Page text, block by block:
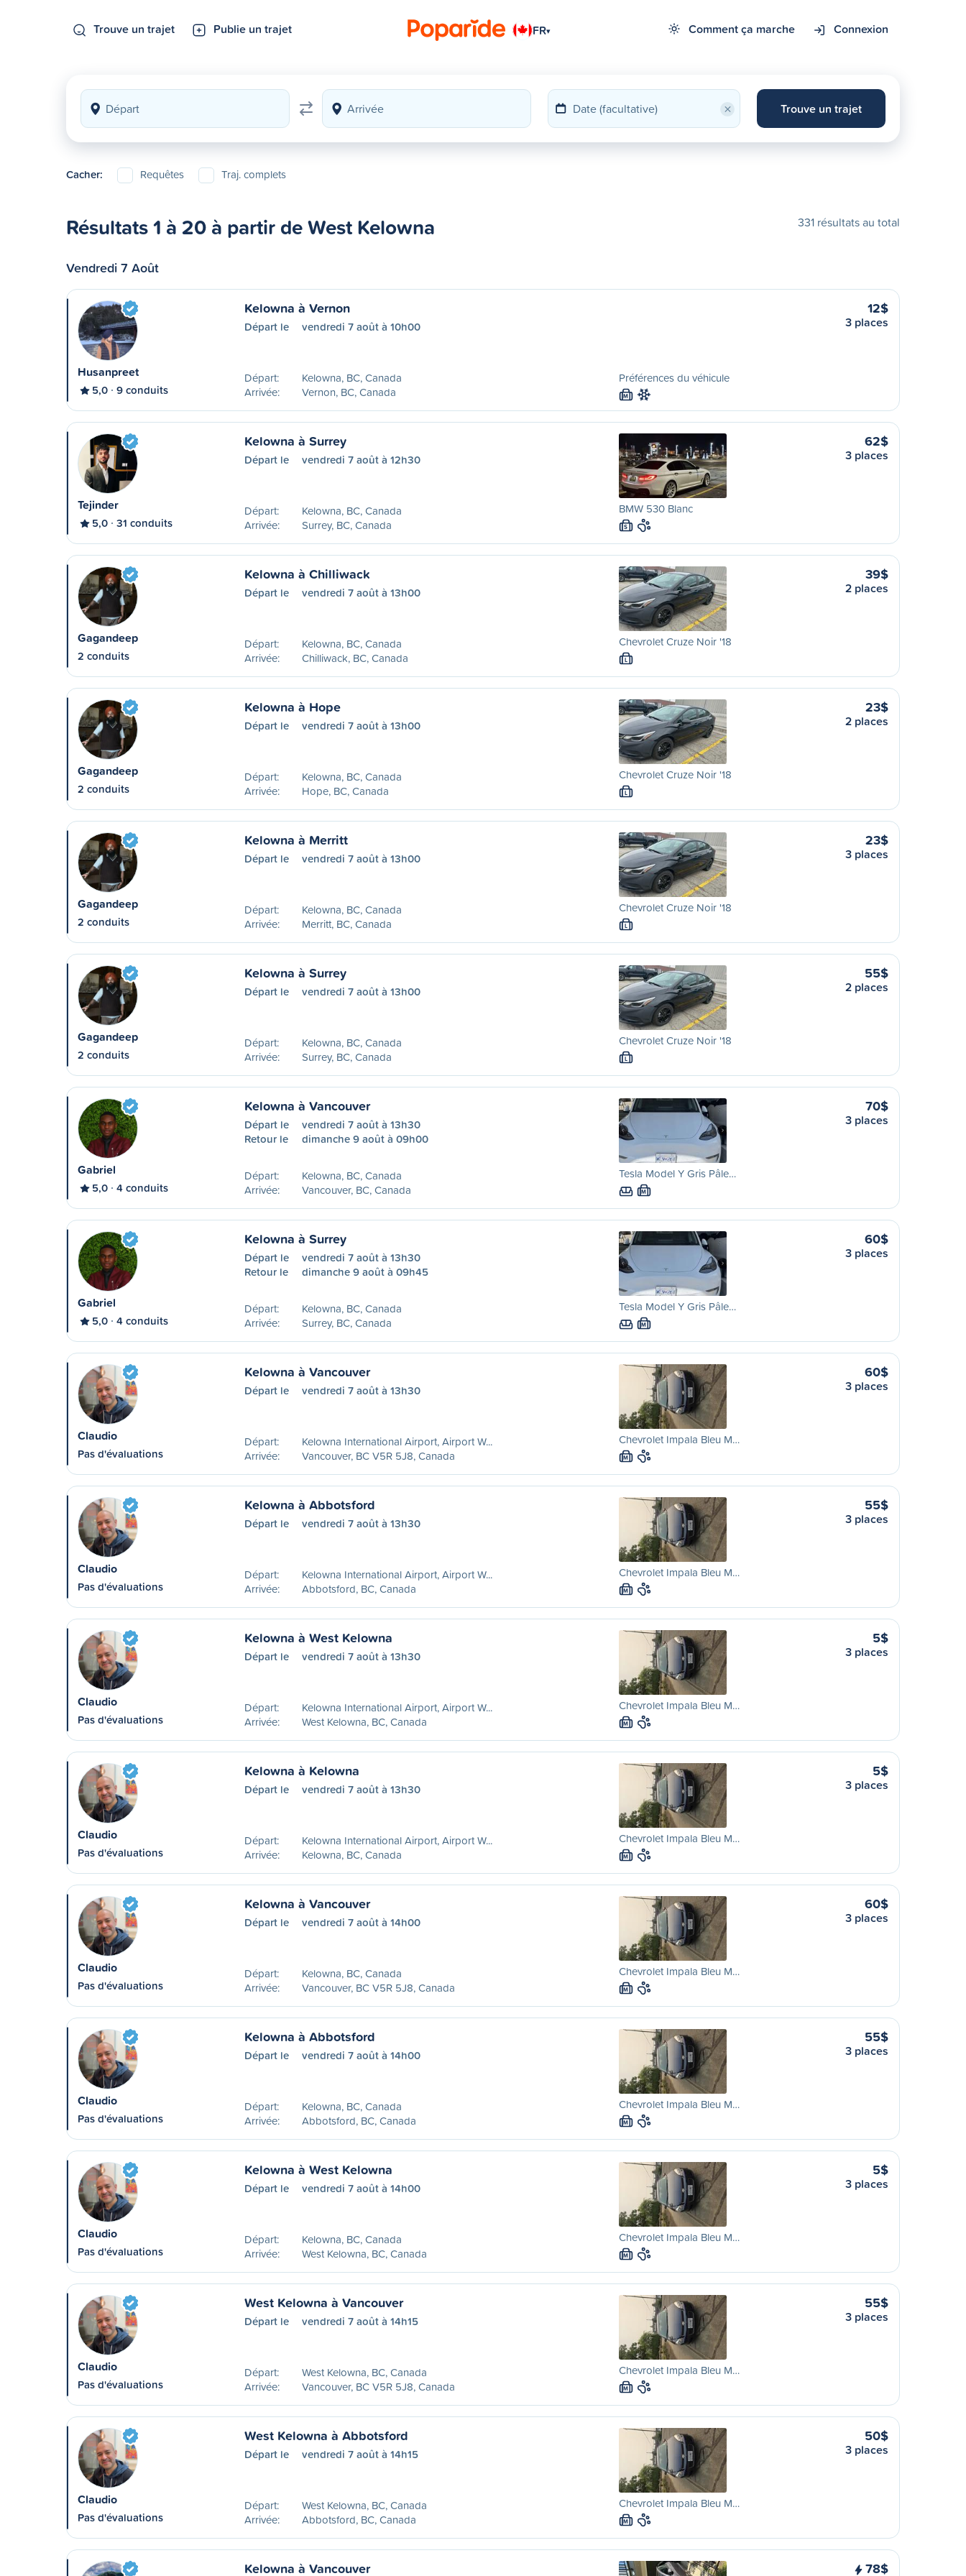
Trouve un trajet Publie un trajet FR▾ Comment ça marche Connexion
× Trouve un trajet
Cacher: Requêtes Traj. complets
Résultats 1 à 20 à partir de West Kelowna 331 résultats au total
Vendredi 7 Août
Husanpreet
5,0 9 conduits
Kelowna à Vernon
Départ le vendredi 7 août à 10h00
Départ:
Kelowna, BC, Canada
Arrivée:
Vernon, BC, Canada
Préférences du véhicule
M
12$
3 places
Tejinder
5,0 31 conduits
Kelowna à Surrey
Départ le vendredi 7 août à 12h30
Départ:
Kelowna, BC, Canada
Arrivée:
Surrey, BC, Canada
BMW 530 Blanc
S
62$
3 places
Gagandeep
2 conduits
Kelowna à Chilliwack
Départ le vendredi 7 août à 13h00
Départ:
Kelowna, BC, Canada
Arrivée:
Chilliwack, BC, Canada
Chevrolet Cruze Noir '18
L
39$
2 places
Gagandeep
2 conduits
Kelowna à Hope
Départ le vendredi 7 août à 13h00
Départ:
Kelowna, BC, Canada
Arrivée:
Hope, BC, Canada
Chevrolet Cruze Noir '18
L
23$
2 places
Gagandeep
2 conduits
Kelowna à Merritt
Départ le vendredi 7 août à 13h00
Départ:
Kelowna, BC, Canada
Arrivée:
Merritt, BC, Canada
Chevrolet Cruze Noir '18
L
23$
3 places
Gagandeep
2 conduits
Kelowna à Surrey
Départ le vendredi 7 août à 13h00
Départ:
Kelowna, BC, Canada
Arrivée:
Surrey, BC, Canada
Chevrolet Cruze Noir '18
L
55$
2 places
Gabriel
5,0 4 conduits
Kelowna à Vancouver
Départ le
vendredi 7 août à 13h30
Retour le
dimanche 9 août à 09h00
Départ:
Kelowna, BC, Canada
Arrivée:
Vancouver, BC, Canada
Tesla Model Y Gris Pâle…
M
70$
3 places
Gabriel
5,0 4 conduits
Kelowna à Surrey
Départ le
vendredi 7 août à 13h30
Retour le
dimanche 9 août à 09h45
Départ:
Kelowna, BC, Canada
Arrivée:
Surrey, BC, Canada
Tesla Model Y Gris Pâle…
M
60$
3 places
Claudio
Pas d'évaluations
Kelowna à Vancouver
Départ le vendredi 7 août à 13h30
Départ:
Kelowna International Airport, Airport W...
Arrivée:
Vancouver, BC V5R 5J8, Canada
Chevrolet Impala Bleu M…
M
60$
3 places
Claudio
Pas d'évaluations
Kelowna à Abbotsford
Départ le vendredi 7 août à 13h30
Départ:
Kelowna International Airport, Airport W...
Arrivée:
Abbotsford, BC, Canada
Chevrolet Impala Bleu M…
M
55$
3 places
Claudio
Pas d'évaluations
Kelowna à West Kelowna
Départ le vendredi 7 août à 13h30
Départ:
Kelowna International Airport, Airport W...
Arrivée:
West Kelowna, BC, Canada
Chevrolet Impala Bleu M…
M
5$
3 places
Claudio
Pas d'évaluations
Kelowna à Kelowna
Départ le vendredi 7 août à 13h30
Départ:
Kelowna International Airport, Airport W...
Arrivée:
Kelowna, BC, Canada
Chevrolet Impala Bleu M…
M
5$
3 places
Claudio
Pas d'évaluations
Kelowna à Vancouver
Départ le vendredi 7 août à 14h00
Départ:
Kelowna, BC, Canada
Arrivée:
Vancouver, BC V5R 5J8, Canada
Chevrolet Impala Bleu M…
M
60$
3 places
Claudio
Pas d'évaluations
Kelowna à Abbotsford
Départ le vendredi 7 août à 14h00
Départ:
Kelowna, BC, Canada
Arrivée:
Abbotsford, BC, Canada
Chevrolet Impala Bleu M…
M
55$
3 places
Claudio
Pas d'évaluations
Kelowna à West Kelowna
Départ le vendredi 7 août à 14h00
Départ:
Kelowna, BC, Canada
Arrivée:
West Kelowna, BC, Canada
Chevrolet Impala Bleu M…
M
5$
3 places
Claudio
Pas d'évaluations
West Kelowna à Vancouver
Départ le vendredi 7 août à 14h15
Départ:
West Kelowna, BC, Canada
Arrivée:
Vancouver, BC V5R 5J8, Canada
Chevrolet Impala Bleu M…
M
55$
3 places
Claudio
Pas d'évaluations
West Kelowna à Abbotsford
Départ le vendredi 7 août à 14h15
Départ:
West Kelowna, BC, Canada
Arrivée:
Abbotsford, BC, Canada
Chevrolet Impala Bleu M…
M
50$
3 places
Kelowna à Vancouver 78$